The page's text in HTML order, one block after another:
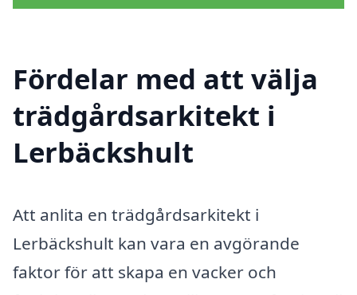
Fördelar med att välja
trädgårdsarkitekt i
Lerbäckshult
Att anlita en trädgårdsarkitekt i
Lerbäckshult kan vara en avgörande
faktor för att skapa en vacker och